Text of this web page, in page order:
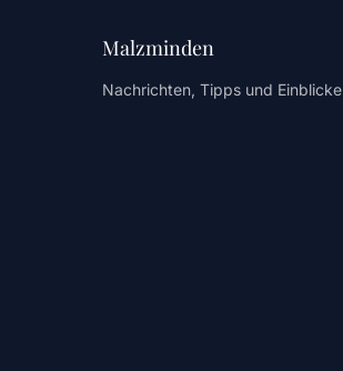
Malzminden
Nachrichten, Tipps und Einblicke